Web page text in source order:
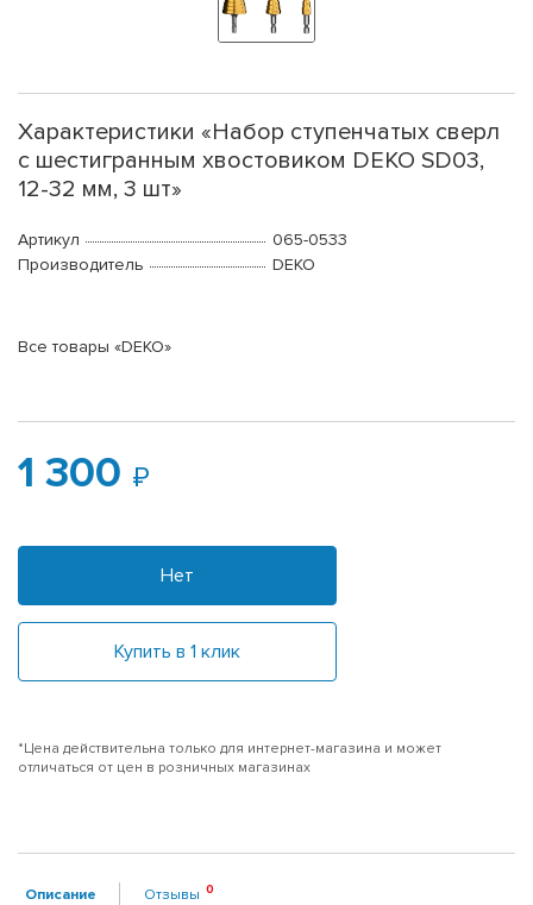
Характеристики «Набор ступенчатых сверл
с шестигранным хвостовиком DEKO SD03,
12-32 мм, 3 шт»
Артикул
065-0533
Производитель
DEKO
Все товары «DEKO»
1 300
Нет
Купить в 1 клик
*Цена действительна только для интернет-магазина и может
отличаться от цен в розничных магазинах
Описание Отзывы